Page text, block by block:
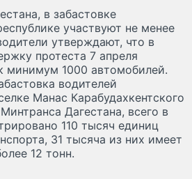
в забастовке
участвуют не менее
утверждают, что в
протеста 7 апреля
минимум 1000 автомобилей.
водителей
Манас Карабудахкентского
Дагестана, всего в
110 тысяч единиц
31 тысяча из них имеет
12 тонн.